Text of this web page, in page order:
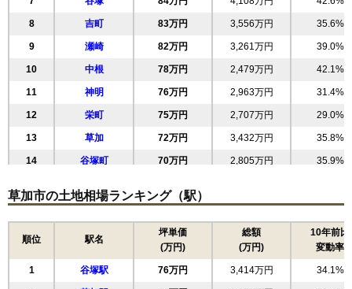
8 吉町 83万円 3,556万円 35.6%
9 瀬崎 82万円 3,261万円 39.0%
10 中根 78万円 2,479万円 42.1%
11 神明 76万円 2,963万円 31.4%
12 栄町 75万円 2,707万円 29.0%
13 草加 72万円 3,432万円 35.8%
14 谷塚町 70万円 2,805万円 35.9%
16 旭町 65万円 2,810万円 31.2%
61万円 2,300万円 31.1%
61万円 2,382万円 33.5%
19 清門 59万円 2,367万円 25.1%
草加市の土地相場ランキング（駅）
順位 駅名
坪単価
(万円)
総額
(万円)
10年前比
変動率
1 谷塚駅 76万円 3,414万円 34.1%